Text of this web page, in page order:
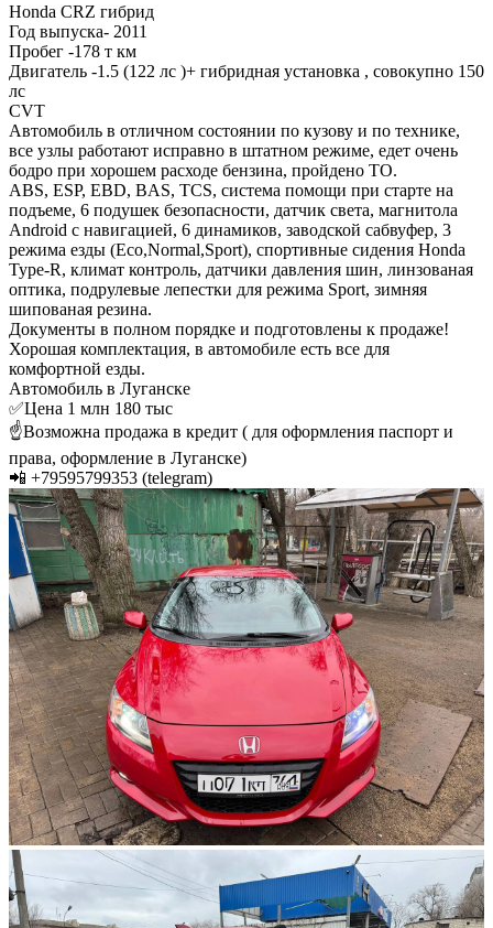
Honda CRZ гибрид
Год выпуска- 2011
Пробег -178 т км
Двигатель -1.5 (122 лс )+ гибридная установка , совокупно 150
лс
CVT
Автомобиль в отличном состоянии по кузову и по технике,
все узлы работают исправно в штатном режиме, едет очень
бодро при хорошем расходе бензина, пройдено ТО.
ABS, ESP, EBD, BAS, TCS, система помощи при старте на
подъеме, 6 подушек безопасности, датчик света, магнитола
Android с навигацией, 6 динамиков, заводской сабвуфер, 3
режима езды (Eco,Normal,Sport), спортивные сидения Honda
Type-R, климат контроль, датчики давления шин, линзованая
оптика, подрулевые лепестки для режима Sport, зимняя
шипованая резина.
Документы в полном порядке и подготовлены к продаже!
Хорошая комплектация, в автомобиле есть все для
комфортной езды.
Автомобиль в Луганске
✅Цена 1 млн 180 тыс
☝️Возможна продажа в кредит ( для оформления паспорт и
права, оформление в Луганске)
📲 +79595799353 (telegram)